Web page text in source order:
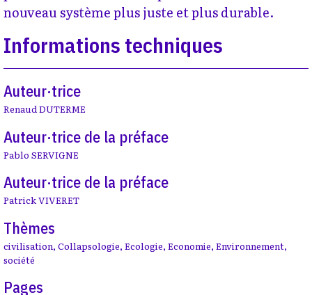
nouveau système plus juste et plus durable.
Informations techniques
Auteur·trice
Renaud DUTERME
Auteur·trice de la préface
Pablo SERVIGNE
Auteur·trice de la préface
Patrick VIVERET
Thèmes
civilisation, Collapsologie, Ecologie, Economie, Environnement,
société
Pages